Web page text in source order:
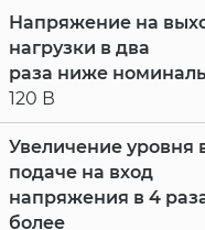
Напряжение на
нагрузки в два
раза ниже
120 В
Увеличение уровня
подаче на вход
напряжения в 4
более